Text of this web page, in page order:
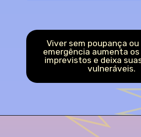
Viver sem poupança
emergência aumenta
imprevistos e deixa
vulneráveis.